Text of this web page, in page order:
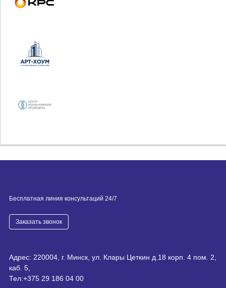
Бесплатная линия консультаций 24/7
Заказать звонок
Адрес: 220004, г. Минск, ул. Клары Цеткин д.18 корп. 4 пом. 2,
каб. 5,
Тел:+375 29 186 04 00